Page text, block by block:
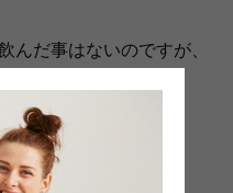
んだ事はないのですが、
、
。
要だと思います。
、